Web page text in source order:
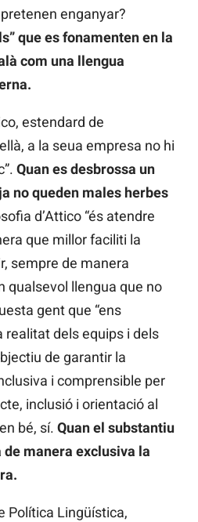
enganyar?
que es fonamenten en la
com una llengua
estendard de
a la seua empresa no hi
Quan es desbrossa un
no queden males herbes
d’Attico “és atendre
que millor faciliti la
sempre de manera
qualsevol llengua que no
gent que “ens
realitat dels equips i dels
de garantir la
i comprensible per
inclusió i orientació al
bé, sí. Quan el substantiu
de manera exclusiva la
Política Lingüística,